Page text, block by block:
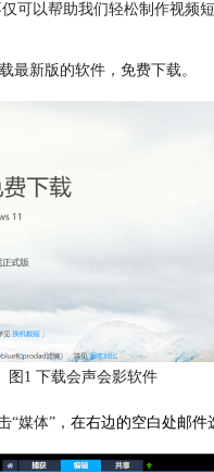
可以帮助我们轻松制作视频
最新版的软件，免费下载。
图1 下载会声会影软件
媒体”， 在右边的空白处邮件